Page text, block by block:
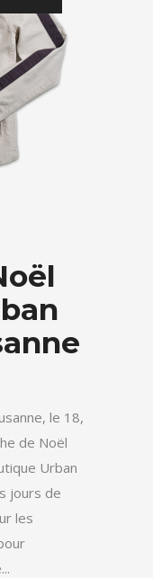
le 18,
de Noël
Urban
jours de
les